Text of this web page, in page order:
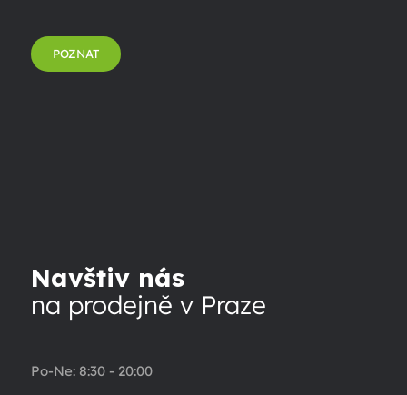
POZNAT
Navštiv nás
na prodejně v Praze
Po-Ne: 8:30 - 20:00